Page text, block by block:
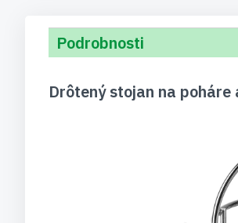
Podrobnosti
Drôtený stojan na